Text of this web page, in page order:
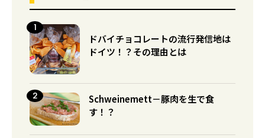
ドバイチョコレートの流行発信地は
ドイツ！？その理由とは
Schweinemett－豚肉を生で食
す！？